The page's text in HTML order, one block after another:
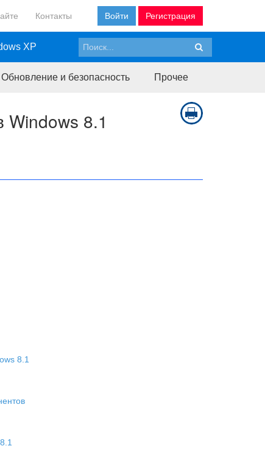
Войти Регистрация
Контакты
XP
Обновление и безопасность Прочее
Windows 8.1
8.1